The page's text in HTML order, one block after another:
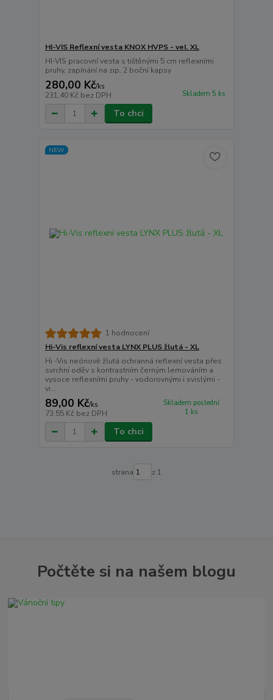
HI-VIS Reflexní vesta KNOX HVPS - vel. XL
HI-VIS pracovní vesta s tištěnými 5 cm reflexními
pruhy, zapínání na zip, 2 boční kapsy
280,00 Kč/ks
231,40 Kč bez DPH Skladem 5 ks
To chci
NEW
1 hodnocení
Hi-Vis reflexní vesta LYNX PLUS žlutá - XL
Hi -Vis neónově žlutá ochranná reflexní vesta přes
svrchní oděv s kontrastním černým lemováním a
vysoce reflexními pruhy - vodorovnými i svislými -
vi...
89,00 Kč/ks
73,55 Kč bez DPH
Skladem poslední
1 ks
To chci
strana z 1
Počtěte si na našem blogu